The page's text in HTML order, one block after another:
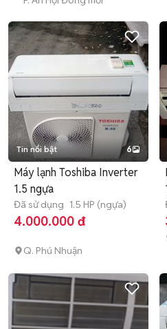
Tin nổi bật 6
Máy lạnh Toshiba Inverter
1.5 ngựa
Đã sử dụng 1.5 HP (ngựa)
4.000.000 đ
Q. Phú Nhuận